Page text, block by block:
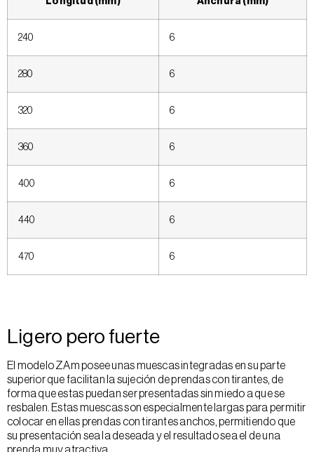
240 6
280 6
320 6
360 6
400 6
440 6
470 6
Ligero pero fuerte
El modelo ZAm posee unas muescas integradas en su parte
superior que facilitan la sujeción de prendas con tirantes, de
forma que estas puedan ser presentadas sin miedo a que se
resbalen. Estas muescas son especialmente largas para permitir
colocar en ellas prendas con tirantes anchos, permitiendo que
su presentación sea la deseada y el resultado sea el de una